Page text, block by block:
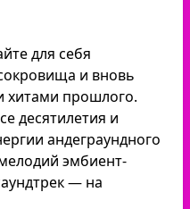
для себя
и вновь
хитами прошлого.
десятилетия и
андеграундного
эмбиент-
— на